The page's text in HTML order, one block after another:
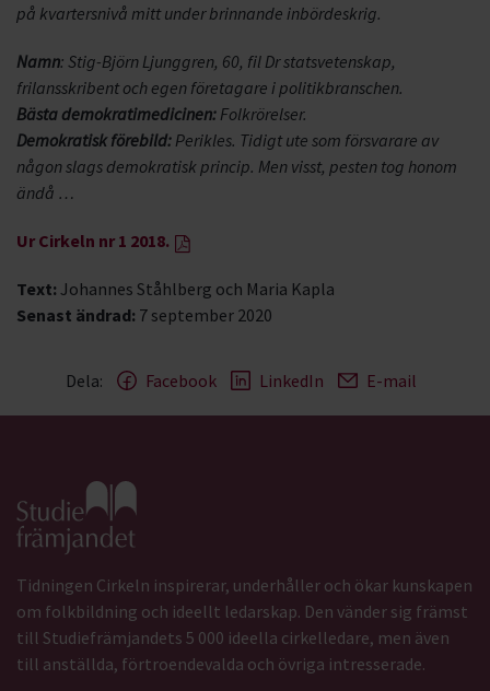
på kvartersnivå mitt under brinnande inbördeskrig.
Namn: Stig-Björn Ljunggren, 60, fil Dr statsvetenskap,
frilansskribent och egen företagare i politikbranschen.
Bästa demokratimedicinen: Folkrörelser.
Demokratisk förebild: Perikles. Tidigt ute som försvarare av
någon slags demokratisk princip. Men visst, pesten tog honom
ändå …
Ur Cirkeln nr 1 2018.
Text: Johannes Ståhlberg och Maria Kapla
Senast ändrad: 7 september 2020
Dela: Facebook LinkedIn E-mail
Gå till studiefrämjandets startsida
Tidningen Cirkeln inspirerar, underhåller och ökar kunskapen
om folkbildning och ideellt ledarskap. Den vänder sig främst
till Studiefrämjandets 5 000 ideella cirkelledare, men även
till anställda, förtroendevalda och övriga intresserade.